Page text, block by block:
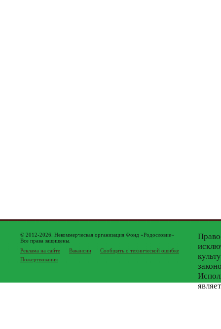
© 2012-2026. Некоммерческая организация Фонд «Родословие»
Все права защищены.
Реклама на сайте
Вакансии
Сообщить о технической ошибке
Пожертвования